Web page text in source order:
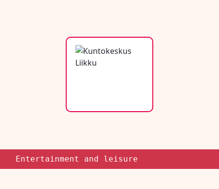
Entertainment and leisure